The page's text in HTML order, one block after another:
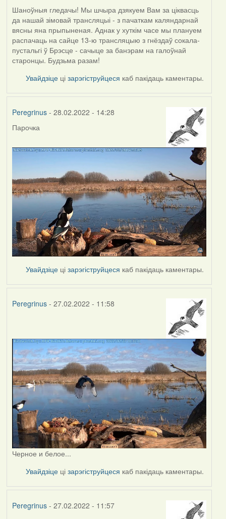
Шаноўныя гледачы! Мы шчыра дзякуем Вам за ціквасць
да нашай зімовай трансляцыі - з пачаткам каляндарнай
вясны яна прыпыненая. Аднак у хуткім часе мы плануем
распачаць на сайце 13-ю трансляцыю з гнёздаў сокала-
пустальгі ў Брэсце - сачыце за банэрам на галоўнай
старонцы. Будзьма разам!
Увайдзіце цізарэгіструйцеся каб пакідаць каментары.
Peregrinus- 28.02.2022 - 14:28
Парочка
Увайдзіце цізарэгіструйцеся каб пакідаць каментары.
Peregrinus- 27.02.2022 - 11:58
Черное и белое...
Увайдзіце цізарэгіструйцеся каб пакідаць каментары.
Peregrinus- 27.02.2022 - 11:57